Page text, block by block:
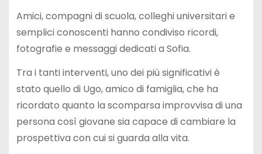
Amici, compagni di scuola, colleghi universitari e
semplici conoscenti hanno condiviso ricordi,
fotografie e messaggi dedicati a Sofia.
Tra i tanti interventi, uno dei più significativi è
stato quello di Ugo, amico di famiglia, che ha
ricordato quanto la scomparsa improvvisa di una
persona così giovane sia capace di cambiare la
prospettiva con cui si guarda alla vita.